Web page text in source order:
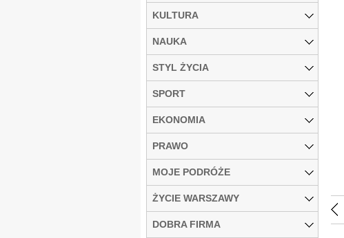
KULTURA
NAUKA
STYL ŻYCIA
SPORT
EKONOMIA
PRAWO
MOJE PODRÓŻE
ŻYCIE WARSZAWY
DOBRA FIRMA